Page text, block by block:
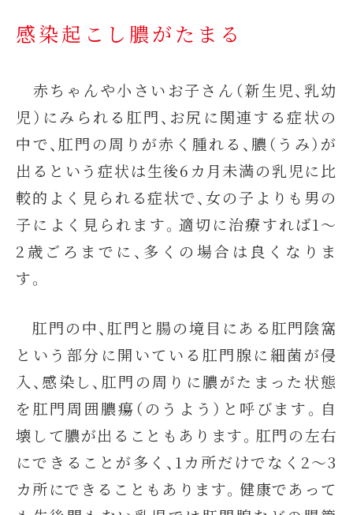
感染起こし膿がたまる
赤ちゃんや小さいお子さん（新生児、乳幼
児）にみられる肛門、お尻に関連する症状の
中で、肛門の周りが赤く腫れる、膿（うみ）が
出るという症状は生後6カ月未満の乳児に比
較的よく見られる症状で、女の子よりも男の
子によく見られます。適切に治療すれば1～
2歳ごろまでに、多くの場合は良くなりま
す。
肛門の中、肛門と腸の境目にある肛門陰窩
という部分に開いている肛門腺に細菌が侵
入、感染し、肛門の周りに膿がたまった状態
を肛門周囲膿瘍（のうよう）と呼びます。自
壊して膿が出ることもあります。肛門の左右
にできることが多く、1カ所だけでなく2～3
カ所にできることもあります。健康であって